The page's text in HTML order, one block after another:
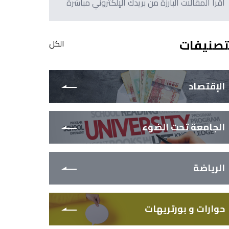
الكل
الإقتصاد
الجامعة تحت الضوء
الرياضة
حوارات و بورتريهات